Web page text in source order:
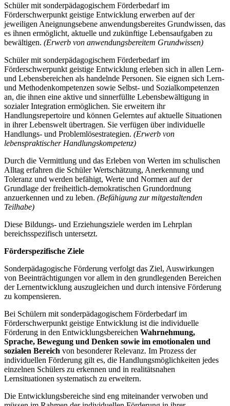
Schüler mit sonderpädagogischem Förderbedarf im
Förderschwerpunkt geistige Entwicklung erwerben auf der
jeweiligen Aneignungsebene anwendungsbereites Grundwissen, das
es ihnen ermöglicht, aktuelle und zukünftige Lebensaufgaben zu
bewältigen. (Erwerb von anwendungsbereitem Grundwissen)
Schüler mit sonderpädagogischem Förderbedarf im
Förderschwerpunkt geistige Entwicklung erleben sich in allen Lern-
und Lebensbereichen als handelnde Personen. Sie eignen sich Lern-
und Methodenkompetenzen sowie Selbst- und Sozialkompetenzen
an, die ihnen eine aktive und sinnerfüllte Lebensbewältigung in
sozialer Integration ermöglichen. Sie erweitern ihr
Handlungsrepertoire und können Gelerntes auf aktuelle Situationen
in ihrer Lebenswelt übertragen. Sie verfügen über individuelle
Handlungs- und Problemlösestrategien. (Erwerb von
lebenspraktischer Handlungskompetenz)
Durch die Vermittlung und das Erleben von Werten im schulischen
Alltag erfahren die Schüler Wertschätzung, Anerkennung und
Toleranz und werden befähigt, Werte und Normen auf der
Grundlage der freiheitlich-demokratischen Grundordnung
anzuerkennen und zu leben. (Befähigung zur mitgestaltenden
Teilhabe)
Diese Bildungs- und Erziehungsziele werden im Lehrplan
bereichsspezifisch untersetzt.
Förderspezifische Ziele
Sonderpädagogische Förderung verfolgt das Ziel, Auswirkungen
von Beeinträchtigungen vor allem in den grundlegenden Bereichen
der Lernentwicklung auszugleichen und durch intensive Förderung
zu kompensieren.
Bei Schülern mit sonderpädagogischem Förderbedarf im
Förderschwerpunkt geistige Entwicklung ist die individuelle
Förderung in den Entwicklungsbereichen Wahrnehmung,
Sprache, Bewegung und Denken sowie im emotionalen und
sozialen Bereich von besonderer Relevanz. Im Prozess der
individuellen Förderung gilt es, die Handlungsmöglichkeiten jedes
einzelnen Schülers zu erkennen und in realitätsnahen
Lernsituationen systematisch zu erweitern.
Die Entwicklungsbereiche sind eng miteinander verwoben und